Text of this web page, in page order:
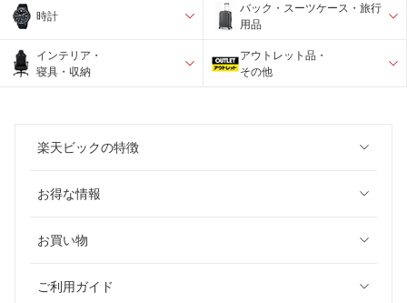
時計
バック・スーツケース・旅行
用品
インテリア・
寝具・収納
アウトレット品・
その他
楽天ビックの特徴
お得な情報
お買い物
ご利用ガイド